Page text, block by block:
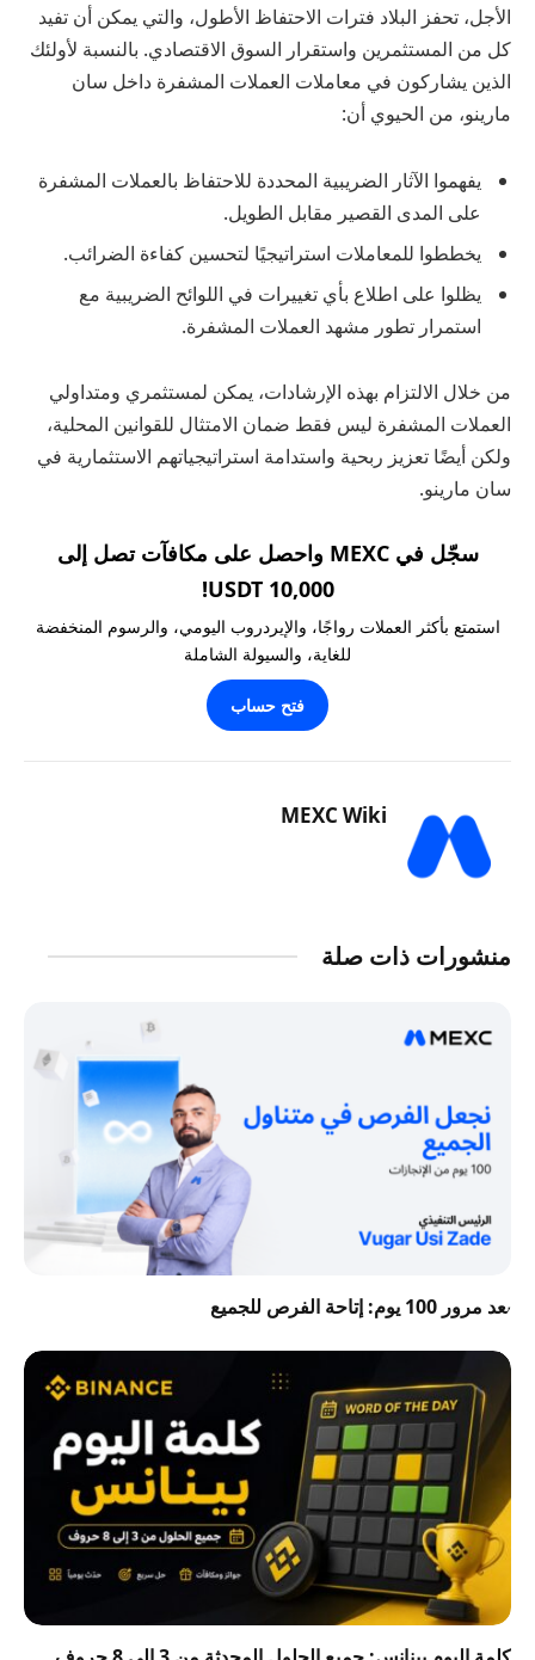
الأجل، تحفز البلاد فترات الاحتفاظ الأطول، والتي يمكن أن تفيد
كل من المستثمرين واستقرار السوق الاقتصادي. بالنسبة لأولئك
الذين يشاركون في معاملات العملات المشفرة داخل سان
مارينو، من الحيوي أن:
يفهموا الآثار الضريبية المحددة للاحتفاظ بالعملات المشفرة
على المدى القصير مقابل الطويل.
يخططوا للمعاملات استراتيجيًا لتحسين كفاءة الضرائب.
يظلوا على اطلاع بأي تغييرات في اللوائح الضريبية مع
استمرار تطور مشهد العملات المشفرة.
من خلال الالتزام بهذه الإرشادات، يمكن لمستثمري ومتداولي
العملات المشفرة ليس فقط ضمان الامتثال للقوانين المحلية،
ولكن أيضًا تعزيز ربحية واستدامة استراتيجياتهم الاستثمارية في
سان مارينو.
سجّل في MEXC واحصل على مكافآت تصل إلى
10,000 USDT!
استمتع بأكثر العملات رواجًا، والإيردروب اليومي، والرسوم المنخفضة
للغاية، والسيولة الشاملة
فتح حساب
MEXC Wiki
منشورات ذات صلة
بعد مرور 100 يوم: إتاحة الفرص للجميع